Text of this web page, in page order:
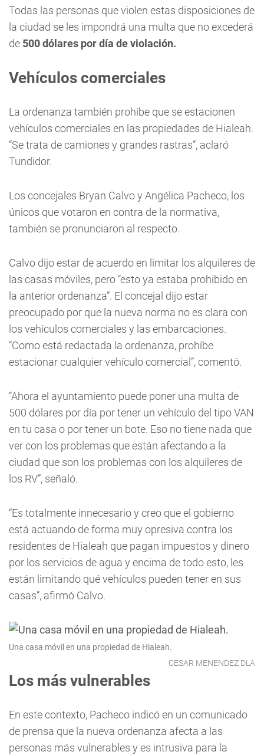
Todas las personas que violen estas disposiciones de
la ciudad se les impondrá una multa que no excederá
de 500 dólares por día de violación.
Vehículos comerciales
La ordenanza también prohíbe que se estacionen
vehículos comerciales en las propiedades de Hialeah.
“Se trata de camiones y grandes rastras”, aclaró
Tundidor.
Los concejales Bryan Calvo y Angélica Pacheco, los
únicos que votaron en contra de la normativa,
también se pronunciaron al respecto.
Calvo dijo estar de acuerdo en limitar los alquileres de
las casas móviles, pero “esto ya estaba prohibido en
la anterior ordenanza”. El concejal dijo estar
preocupado por que la nueva norma no es clara con
los vehículos comerciales y las embarcaciones.
“Como está redactada la ordenanza, prohíbe
estacionar cualquier vehículo comercial”, comentó.
“Ahora el ayuntamiento puede poner una multa de
500 dólares por día por tener un vehículo del tipo VAN
en tu casa o por tener un bote. Eso no tiene nada que
ver con los problemas que están afectando a la
ciudad que son los problemas con los alquileres de
los RV”, señaló.
“Es totalmente innecesario y creo que el gobierno
está actuando de forma muy opresiva contra los
residentes de Hialeah que pagan impuestos y dinero
por los servicios de agua y encima de todo esto, les
están limitando qué vehículos pueden tener en sus
casas”, afirmó Calvo.
Una casa móvil en una propiedad de Hialeah.
CESAR MENENDEZ DLA
Los más vulnerables
En este contexto, Pacheco indicó en un comunicado
de prensa que la nueva ordenanza afecta a las
personas más vulnerables y es intrusiva para la